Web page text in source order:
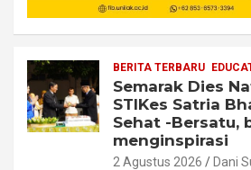
BERITA TERBARU
Semarak Dies
STIKes Satria
Sehat -Bersatu,
menginspirasi
2 Agustus 2026 Dani